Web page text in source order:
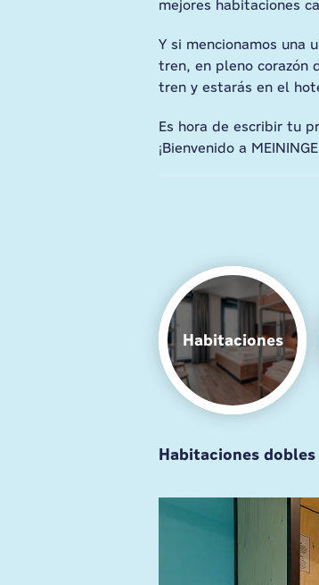
mejores habitaciones
Y si mencionamos una
tren, en pleno corazón
tren y estarás en el
Es hora de escribir tu
¡Bienvenido a
Habitaciones
Habitaciones dobles
Desayuno